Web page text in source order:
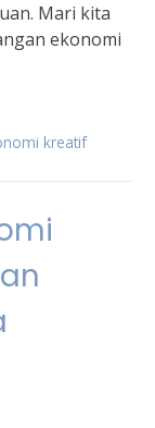
Mari kita
ekonomi
kreatif